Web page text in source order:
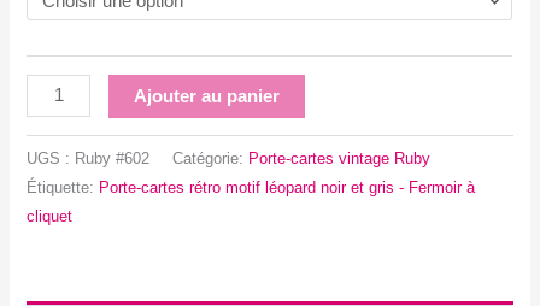
quantité
de
cartes
Ajouter au panier
UGS : Ruby #602 Catégorie: Porte-cartes vintage Ruby
Étiquette: Porte-cartes rétro motif léopard noir et gris - Fermoir à
cliquet